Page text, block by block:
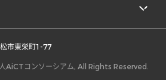
市東栄町1-77
AiCTコンソーシアム, All Rights Reserved.